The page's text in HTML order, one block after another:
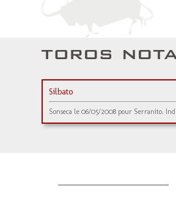
Silbato
Sonseca le 06/05/2008 pour Serranito.